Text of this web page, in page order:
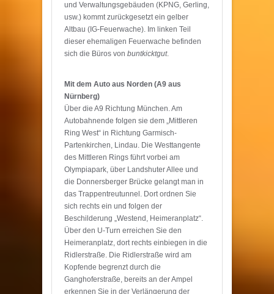
und Verwaltungsgebäuden (KPNG, Gerling,
usw.) kommt zurückgesetzt ein gelber
Altbau (IG-Feuerwache). Im linken Teil
dieser ehemaligen Feuerwache befinden
sich die Büros von buntkicktgut.
Mit dem Auto aus Norden (A9 aus
Nürnberg)
Über die A9 Richtung München. Am
Autobahnende folgen sie dem „Mittleren
Ring West“ in Richtung Garmisch-
Partenkirchen, Lindau. Die Westtangente
des Mittleren Rings führt vorbei am
Olympiapark, über Landshuter Allee und
die Donnersberger Brücke gelangt man in
das Trappentreutunnel. Dort ordnen Sie
sich rechts ein und folgen der
Beschilderung „Westend, Heimeranplatz“.
Über den U-Turn erreichen Sie den
Heimeranplatz, dort rechts einbiegen in die
Ridlerstraße. Die Ridlerstraße wird am
Kopfende begrenzt durch die
Ganghoferstraße, bereits an der Ampel
erkennen Sie in der Verlängerung der